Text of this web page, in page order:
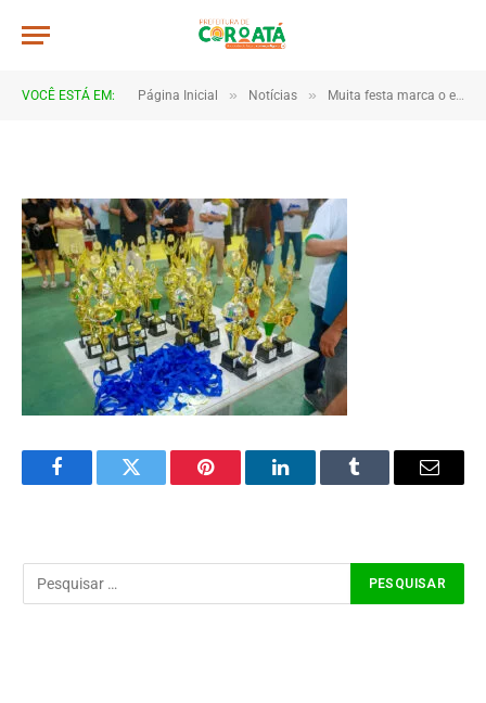
VOCÊ ESTÁ EM: Página Inicial » Notícias » Muita festa marca o encerramento dos Jogos Escolares 2025 em Coroatá
IMG_9975
FacebookTwitter Pinterest LinkedInTumblr Email